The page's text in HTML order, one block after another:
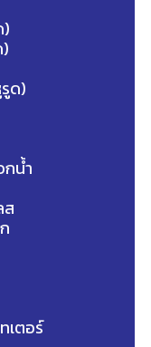
ด)
กน้ำ
ส
เตอร์